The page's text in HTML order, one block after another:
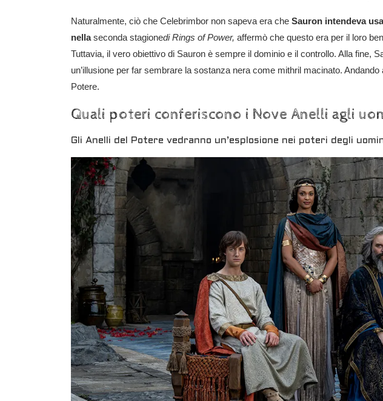
Naturalmente, ciò che Celebrimbor non sapeva era che Sauron intendeva
nellaseconda stagionedi Rings of Power, affermò che questo era per il loro
Tuttavia, il vero obiettivo di Sauron è sempre il dominio e il controllo. Alla fine,
un’illusione per far sembrare la sostanza nera come mithril macinato.
Potere.
Quali poteri conferiscono i Nove Anelli agli
Gli Anelli del Potere vedranno un’esplosione nei poteri degli